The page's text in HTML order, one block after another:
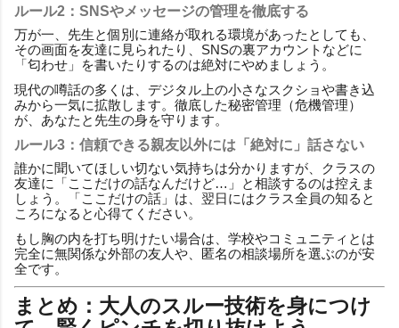
ルール2：SNSやメッセージの管理を徹底する
万が一、先生と個別に連絡が取れる環境があったとしても、
その画面を友達に見られたり、SNSの裏アカウントなどに
「匂わせ」を書いたりするのは絶対にやめましょう。
現代の噂話の多くは、デジタル上の小さなスクショや書き込
みから一気に拡散します。徹底した秘密管理（危機管理）
が、あなたと先生の身を守ります。
ルール3：信頼できる親友以外には「絶対に」話さない
誰かに聞いてほしい切ない気持ちは分かりますが、クラスの
友達に「ここだけの話なんだけど…」と相談するのは控えま
しょう。「ここだけの話」は、翌日にはクラス全員の知ると
ころになると心得てください。
もし胸の内を打ち明けたい場合は、学校やコミュニティとは
完全に無関係な外部の友人や、匿名の相談場所を選ぶのが安
全です。
まとめ：大人のスルー技術を身につけ